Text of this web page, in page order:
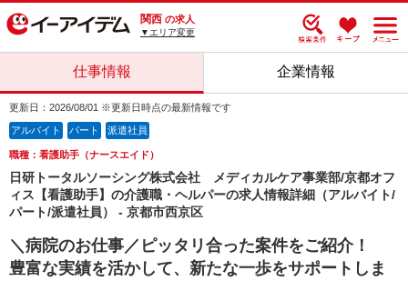
関西 の求人
▼エリア変更
仕事情報 企業情報
更新日：2026/08/01 ※更新日時点の最新情報です
アルバイト パート 派遣社員
職種：看護助手（ナースエイド）
日研トータルソーシング株式会社 メディカルケア事業部/京都オフ
ィス【看護助手】の介護職・ヘルパーの求人情報詳細（アルバイト/
パート/派遣社員） - 京都市西京区
＼病院のお仕事／ピッタリ合った案件をご紹介！
豊富な実績を活かして、新たな一歩をサポートしま